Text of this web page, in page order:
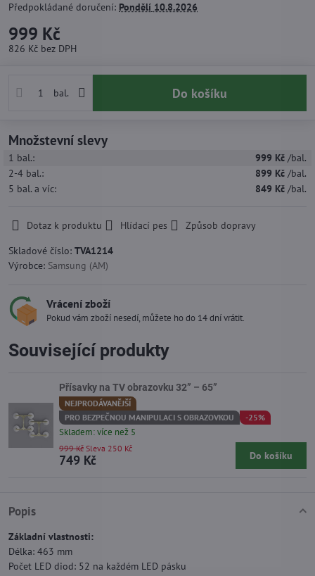
Předpokládané doručení: Pondělí 10.8.2026
999 Kč
826 Kč bez DPH
bal. Do košíku
Množstevní slevy
1 bal.: 999 Kč /bal.
2-4 bal.: 899 Kč /bal.
5 bal. a víc: 849 Kč /bal.
Dotaz k produktu Hlídací pes
Způsob dopravy
Skladové číslo: TVA1214
Výrobce: Samsung (AM)
Vrácení zboží
Pokud vám zboží nesedí, můžete ho do 14 dní vrátit.
Popis
Základní vlastnosti:
Délka: 463 mm
Počet LED diod: 52 na každém LED pásku
Související produkty
Přísavky na TV obrazovku 32” – 65”
NEJPRODÁVANĚJŠÍ
PRO BEZPEČNOU MANIPULACI S OBRAZOVKOU
-25%
Skladem: více než 5
749 Kč
999 Kč Sleva 250 Kč
Do košíku